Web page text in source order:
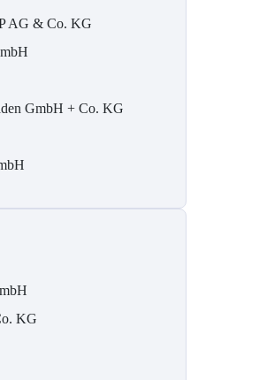
AG & Co. KG
GmbH + Co. KG
KG